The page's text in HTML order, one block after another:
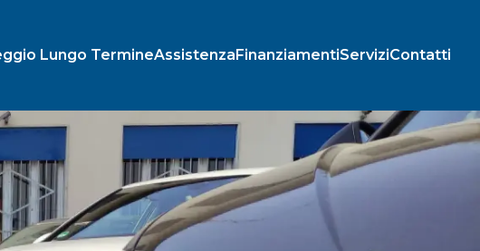
Lungo TermineAssistenzaFinanziamentiServiziContatti